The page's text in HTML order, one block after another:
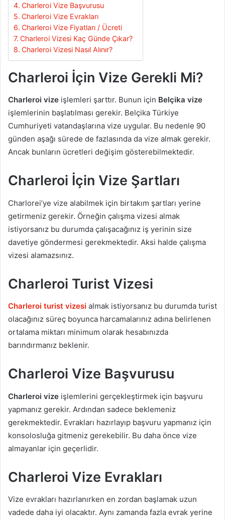
Charleroi Vize Başvurusu
Charleroi Vize Evrakları
Charleroi Vize Fiyatları / Ücreti
Charleroi Vizesi Kaç Günde Çıkar?
Charleroi Vizesi Nasıl Alınır?
Charleroi İçin Vize Gerekli Mi?
Charleroi vize işlemleri şarttır. Bunun için Belçika vize
işlemlerinin başlatılması gerekir. Belçika Türkiye
Cumhuriyeti vatandaşlarına vize uygular. Bu nedenle 90
günden aşağı sürede de fazlasında da vize almak gerekir.
Ancak bunların ücretleri değişim gösterebilmektedir.
Charleroi İçin Vize Şartları
Charlorei’ye vize alabilmek için birtakım şartları yerine
getirmeniz gerekir. Örneğin çalışma vizesi almak
istiyorsanız bu durumda çalışacağınız iş yerinin size
davetiye göndermesi gerekmektedir. Aksi halde çalışma
vizesi alamazsınız.
Charleroi Turist Vizesi
Charleroi turist vizesi almak istiyorsanız bu durumda turist
olacağınız süreç boyunca harcamalarınız adına belirlenen
ortalama miktarı minimum olarak hesabınızda
barındırmanız beklenir.
Charleroi Vize Başvurusu
Charleroi vize işlemlerini gerçekleştirmek için başvuru
yapmanız gerekir. Ardından sadece beklemeniz
gerekmektedir. Evrakları hazırlayıp başvuru yapmanız için
konsolosluğa gitmeniz gerekebilir. Bu daha önce vize
almayanlar için geçerlidir.
Charleroi Vize Evrakları
Vize evrakları hazırlanırken en zordan başlamak uzun
vadede daha iyi olacaktır. Aynı zamanda fazla evrak yerine